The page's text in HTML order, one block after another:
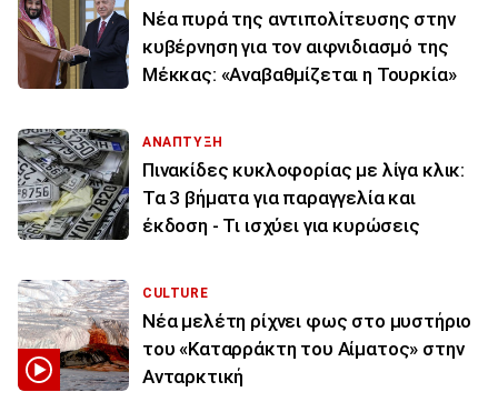
Νέα πυρά της αντιπολίτευσης στην
κυβέρνηση για τον αιφνιδιασμό της
Μέκκας: «Αναβαθμίζεται η Τουρκία»
ΑΝΑΠΤΥΞΗ
Πινακίδες κυκλοφορίας με λίγα κλικ:
Τα 3 βήματα για παραγγελία και
έκδοση - Τι ισχύει για κυρώσεις
CULTURE
Νέα μελέτη ρίχνει φως στο μυστήριο
του «Καταρράκτη του Αίματος» στην
Ανταρκτική